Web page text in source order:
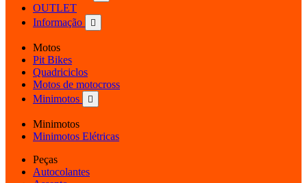
OUTLET
Informação

Motos
Pit Bikes
Quadriciclos
Motos de motocross
Minimotos

Minimotos
Minimotos Elétricas
Peças
Autocolantes